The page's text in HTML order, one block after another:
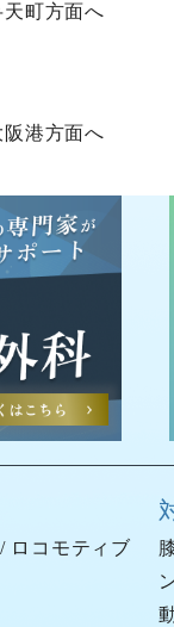
天町方面へ
阪港方面へ
/ ロコモティブ